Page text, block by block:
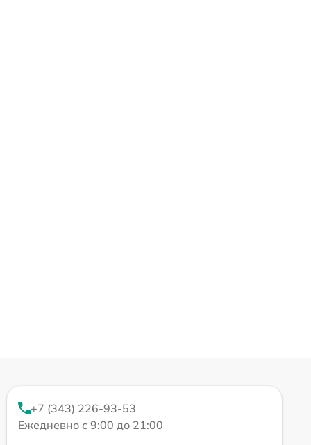
+7 (343) 226-93-53
Ежедневно с 9:00 до 21:00